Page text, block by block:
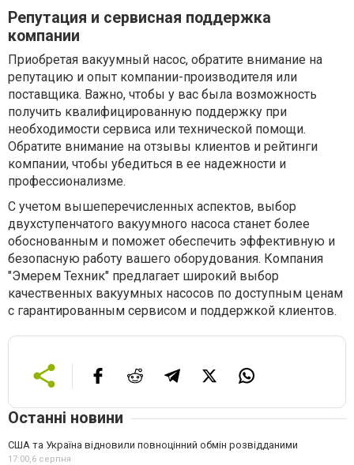
Репутация и сервисная поддержка
компании
Приобретая вакуумный насос, обратите внимание на
репутацию и опыт компании-производителя или
поставщика. Важно, чтобы у вас была возможность
получить квалифицированную поддержку при
необходимости сервиса или технической помощи.
Обратите внимание на отзывы клиентов и рейтинги
компании, чтобы убедиться в ее надежности и
профессионализме.
С учетом вышеперечисленных аспектов, выбор
двухступенчатого вакуумного насоса станет более
обоснованным и поможет обеспечить эффективную и
безопасную работу вашего оборудования. Компания
"Эмерем Техник" предлагает широкий выбор
качественных вакуумных насосов по доступным ценам
с гарантированным сервисом и поддержкой клиентов.
Останні новини
США та Україна відновили повноцінний обмін розвідданими
17:00,6 серпня